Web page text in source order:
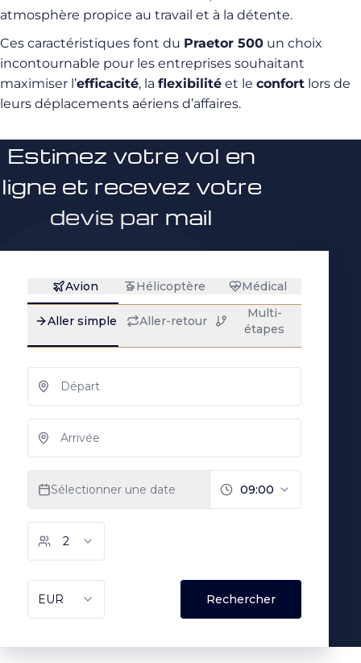
atmosphère propice au travail et à la détente.
Ces caractéristiques font du Praetor 500 un choix
incontournable pour les entreprises souhaitant
maximiser l’efficacité, la flexibilité et le confort lors de
leurs déplacements aériens d’affaires.
Estimez votre vol en
ligne et recevez votre
devis par mail